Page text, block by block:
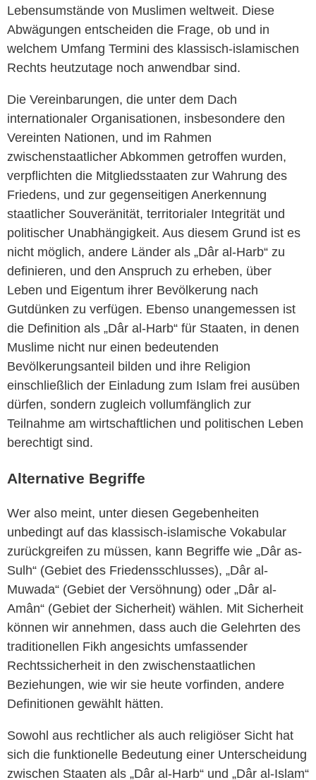
Lebensumstände von Muslimen weltweit. Diese
Abwägungen entscheiden die Frage, ob und in
welchem Umfang Termini des klassisch-islamischen
Rechts heutzutage noch anwendbar sind.
Die Vereinbarungen, die unter dem Dach
internationaler Organisationen, insbesondere den
Vereinten Nationen, und im Rahmen
zwischenstaatlicher Abkommen getroffen wurden,
verpflichten die Mitgliedsstaaten zur Wahrung des
Friedens, und zur gegenseitigen Anerkennung
staatlicher Souveränität, territorialer Integrität und
politischer Unabhängigkeit. Aus diesem Grund ist es
nicht möglich, andere Länder als „Dâr al-Harb“ zu
definieren, und den Anspruch zu erheben, über
Leben und Eigentum ihrer Bevölkerung nach
Gutdünken zu verfügen. Ebenso unangemessen ist
die Definition als „Dâr al-Harb“ für Staaten, in denen
Muslime nicht nur einen bedeutenden
Bevölkerungsanteil bilden und ihre Religion
einschließlich der Einladung zum Islam frei ausüben
dürfen, sondern zugleich vollumfänglich zur
Teilnahme am wirtschaftlichen und politischen Leben
berechtigt sind.
Alternative Begriffe
Wer also meint, unter diesen Gegebenheiten
unbedingt auf das klassisch-islamische Vokabular
zurückgreifen zu müssen, kann Begriffe wie „Dâr as-
Sulh“ (Gebiet des Friedensschlusses), „Dâr al-
Muwada“ (Gebiet der Versöhnung) oder „Dâr al-
Amân“ (Gebiet der Sicherheit) wählen. Mit Sicherheit
können wir annehmen, dass auch die Gelehrten des
traditionellen Fikh angesichts umfassender
Rechtssicherheit in den zwischenstaatlichen
Beziehungen, wie wir sie heute vorfinden, andere
Definitionen gewählt hätten.
Sowohl aus rechtlicher als auch religiöser Sicht hat
sich die funktionelle Bedeutung einer Unterscheidung
zwischen Staaten als „Dâr al-Harb“ und „Dâr al-Islam“